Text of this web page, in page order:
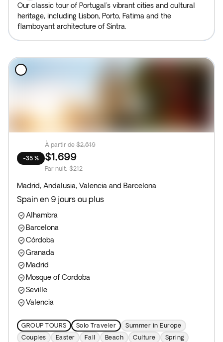
Our classic tour of Portugal's vibrant cities and cultural
heritage, including Lisbon, Porto, Fatima and the
flamboyant architecture of Sintra.
-35 %
À partir de $2,619
$1,699
Par nuit: $212
Madrid, Andalusia, Valencia and Barcelona
Spain en 9 jours ou plus
Alhambra
Barcelona
Córdoba
Granada
Madrid
Mosque of Cordoba
Seville
Valencia
GROUP TOURS Solo Traveler
Summer in Europe
Couples
Easter Fall Beach Culture
Spring